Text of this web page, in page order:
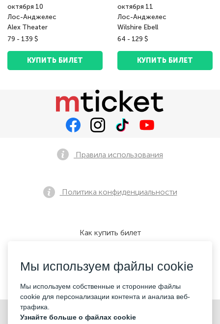
Мы используем файлы cookie
Мы используем собственные и сторонние файлы
cookie для персонализации контента и анализа веб-
трафика.
Узнайте больше о файлах cookie
октября 10
Лос-Анджелес
Alex Theater
79 - 139 $
КУПИТЬ БИЛЕТ
октября 11
Лос-Анджелес
Wilshire Ebell
64 - 129 $
КУПИТЬ БИЛЕТ
©2026 «KONTRAMARKA LLC» Все права защищены
Правила использования
Политика конфиденциальности
Как купить билет
Мы принимаем: